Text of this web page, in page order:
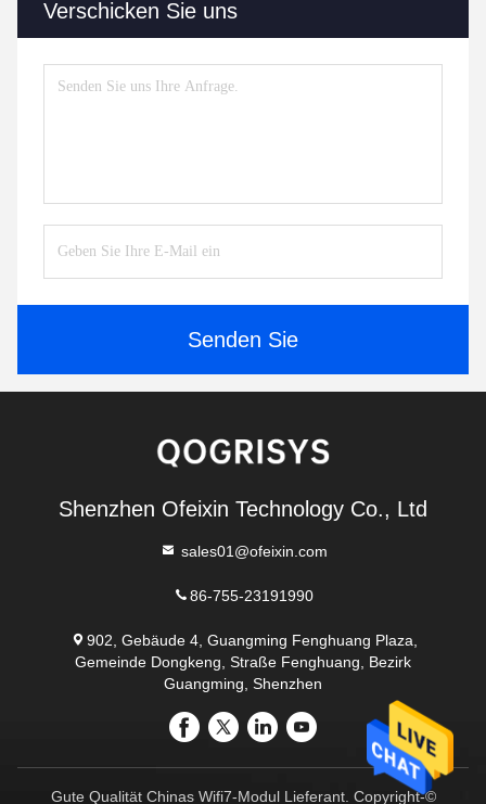
Verschicken Sie uns
Senden Sie
Shenzhen Ofeixin Technology Co., Ltd
sales01@ofeixin.com
86-755-23191990
902, Gebäude 4, Guangming Fenghuang Plaza,
Gemeinde Dongkeng, Straße Fenghuang, Bezirk
Guangming, Shenzhen
Gute Qualität Chinas Wifi7-Modul Lieferant. Copyright-©